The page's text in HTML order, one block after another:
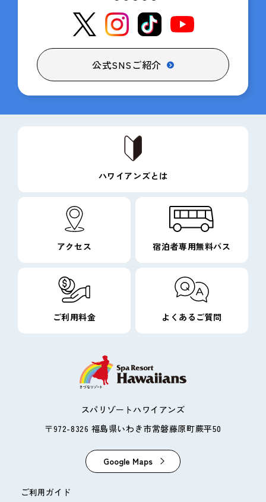
公式SNSご紹介
ハワイアンズとは
アクセス 宿泊者専用無料バス
ご利用料金 よくあるご質問
スパリゾートハワイアンズ
〒972-8326 福島県いわき市常磐藤原町蕨平50
Google Maps
ご利用ガイド